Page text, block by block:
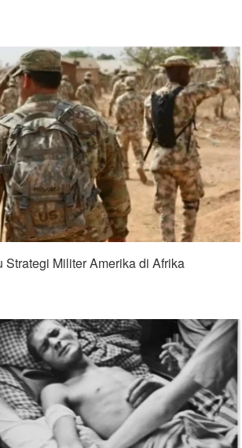
Strategi Militer Amerika di Afrika